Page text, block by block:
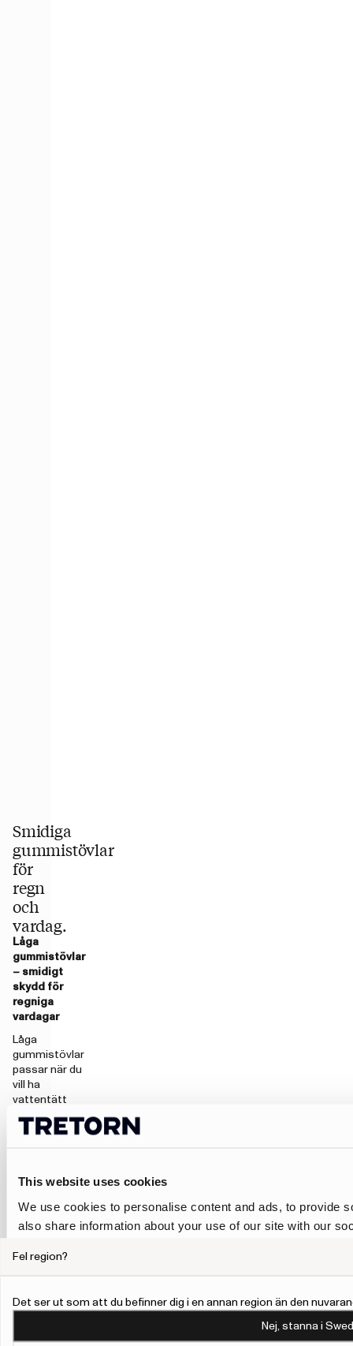
This website uses cookies
We use cookies to personalise content and ads, to provide
also share information about your use of our site with our
their services.
To give users more control over their data and ad
Learn more about Google’s Personalisation and
Smidiga
gummistövlar
för
regn
och
vardag.
Låga
gummistövlar
– smidigt
skydd för
regniga
vardagar
Låga
gummistövlar
passar när du
vill ha
vattentätt
skydd utan
känslan av en
att ta av och
att gå i och
praktiska
med regn,
fukt och
Fel region?
Det ser ut som att du befinner dig i en annan region än den
Nej, stanna i